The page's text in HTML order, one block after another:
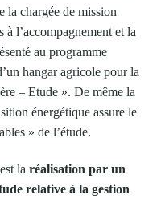
la chargée de mission
à l’accompagnement et la
au programme
hangar agricole pour la
– Etude ». De même la
énergétique assure le
» de l’étude.
la réalisation par un
relative à la gestion